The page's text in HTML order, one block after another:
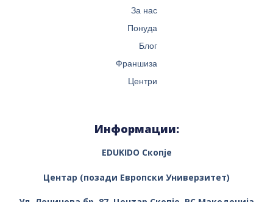
Информации:
EDUKIDO Скопје
Центар (позади Европски Универзитет)
За нас
Понуда
Блог
Франшиза
Центри